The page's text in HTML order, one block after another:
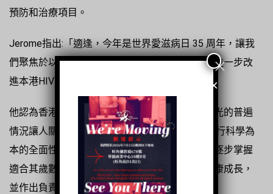
預防和治療項目。
Jerome指出:「適逢，今年是世界愛滋病日 35 周年，讓我
們聚焦於以人為本的實證預防和治療方案，從而進一步改
進本港HIV的防治措施。」
他認為香港社會對愛滋病病毒的污名化和歧視眼光的普遍
情況讓人關注，他說:「我們可通過在學校強制推行科學為
本的全面性教育來改善狀況，此舉可讓本港青年逐步掌握
適合其歲數和無關宗教的性知識，使他們得以健康成長，
並作出負責任的決定。」
×